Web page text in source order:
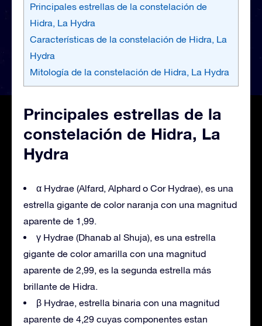
Principales estrellas de la constelación de
Hidra, La Hydra
Características de la constelación de Hidra, La
Hydra
Mitología de la constelación de Hidra, La Hydra
Principales estrellas de la
constelación de Hidra, La
Hydra
α Hydrae (Alfard, Alphard o Cor Hydrae), es una
estrella gigante de color naranja con una magnitud
aparente de 1,99.
γ Hydrae (Dhanab al Shuja), es una estrella
gigante de color amarilla con una magnitud
aparente de 2,99, es la segunda estrella más
brillante de Hidra.
β Hydrae, estrella binaria con una magnitud
aparente de 4,29 cuyas componentes estan